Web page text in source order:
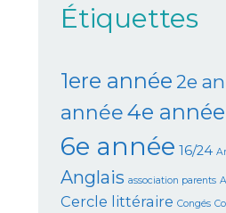
Étiquettes
1ere année 2e
année4e année
6e année 16/24
Anglais association parents
Cercle littéraire Congés